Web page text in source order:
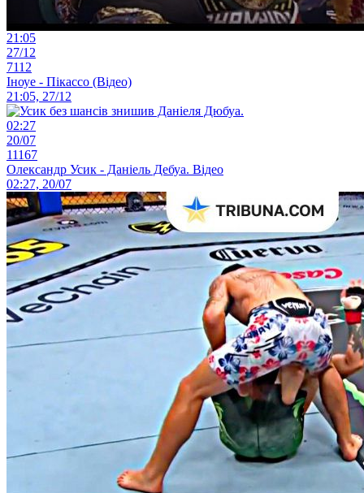
21:05
27/12
7112
Іноуе - Пікассо (Відео)
21:05, 27/12
02:27
20/07
11167
Олександр Усик - Даніель Дебуа. Відео
02:27, 20/07